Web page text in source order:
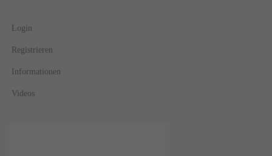
Login
Registrieren
Informationen
Videos